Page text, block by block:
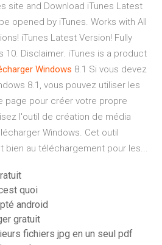
site and Download iTunes Latest
opened by iTunes. Works with All
iTunes Latest Version! Fully
10. Disclaimer. iTunes is a product
Windows 8.1 Si vous devez
8.1, vous pouvez utiliser les
page pour créer votre propre
l'outil de création de média
Windows. Cet outil
bien au téléchargement pour les...
quoi
android
gratuit
fichiers jpg en un seul pdf